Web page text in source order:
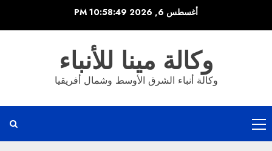
أغسطس 6, 2026 10:58:49 PM
وكالة مينا للأنباء
وكالة أنباء الشرق الأوسط وشمال أفريقيا
القائمة
الرئيسية